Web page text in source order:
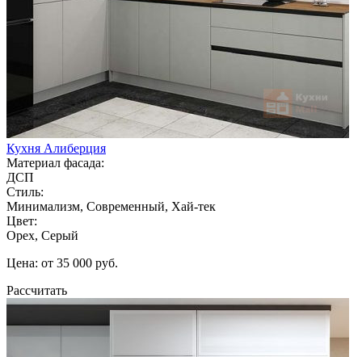
Кухня Алиберция
Материал фасада:
ДСП
Стиль:
Минимализм, Современный, Хай-тек
Цвет:
Орех, Серый
Цена: от 35 000 руб.
Рассчитать